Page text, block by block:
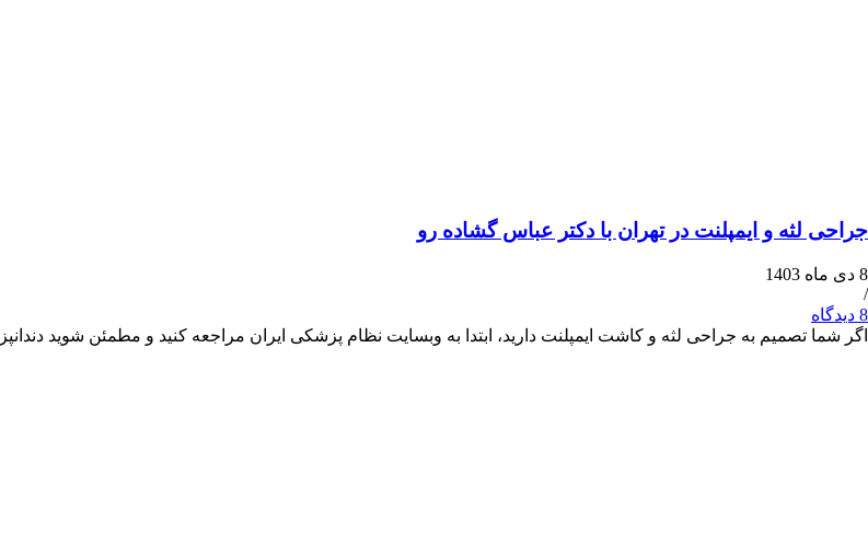
جراحی لثه و ایمپلنت در تهران با دکتر عباس گشاده رو
8 دی ماه 1403
/
8 دیدگاه
اگر شما تصمیم به جراحی لثه و کاشت ایمپلنت دارید، ابتدا به وبسایت نظام پزشکی ایران مراجعه کنید و مطمئن شوید